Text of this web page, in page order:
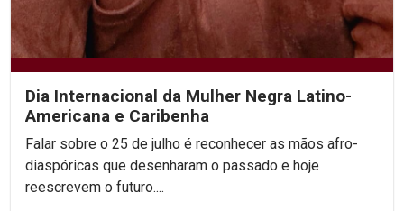
Dia Internacional da Mulher Negra Latino-
Americana e Caribenha
Falar sobre o 25 de julho é reconhecer as mãos afro-
diaspóricas que desenharam o passado e hoje
reescrevem o futuro....